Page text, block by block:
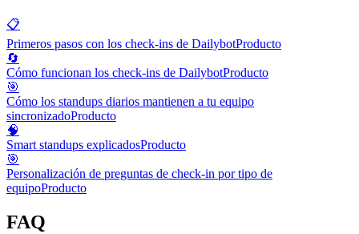
📋
Primeros pasos con los check-ins de DailybotProducto
🔄
Cómo funcionan los check-ins de DailybotProducto
🎯
Cómo los standups diarios mantienen a tu equipo
sincronizadoProducto
🧠
Smart standups explicadosProducto
🎯
Personalización de preguntas de check-in por tipo de
equipoProducto
FAQ